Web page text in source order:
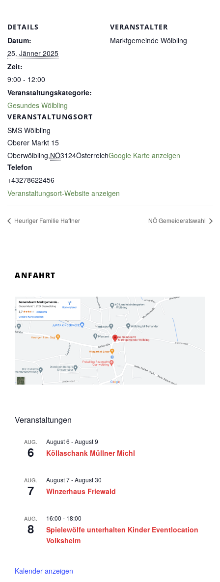
DETAILS
Datum:
25. Jänner 2025
Zeit:
9:00 - 12:00
Veranstaltungskategorie:
Gesundes Wölbling
VERANSTALTUNGSORT
SMS Wölbling
Oberer Markt 15
Oberwölbling,NÖ3124ÖsterreichGoogle Karte anzeigen
Telefon
+43278622456
Veranstaltungsort-Website anzeigen
VERANSTALTER
Marktgemeinde Wölbling
Heuriger Familie Haftner NÖ Gemeideratswahl
ANFAHRT
Veranstaltungen
AUG.
6
August 6 -August 9
Köllaschank Müllner Michl
AUG.
7
August 7-August 30
Winzerhaus Friewald
AUG.
8
16:00 - 18:00
Spielewölfe unterhalten Kinder Eventlocation
Volksheim
Kalender anzeigen